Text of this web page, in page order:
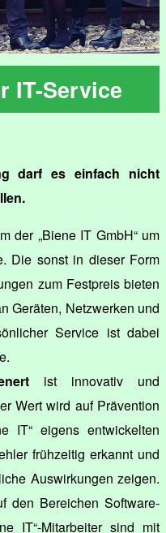
IT-Service
darf es einfach nicht
der „Biene IT GmbH“ um
Die sonst in dieser Form
zum Festpreis bieten
Geräten, Netzwerken und
Service ist dabei
ist innovativ und
Wert wird auf Prävention
IT“ eigens entwickelten
frühzeitig erkannt und
Auswirkungen zeigen.
den Bereichen Software-
IT“-Mitarbeiter sind mit